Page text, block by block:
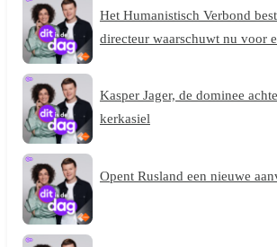
Het Humanistisch Verbond
directeur waarschuwt nu voor
Kasper Jager, de dominee
kerkasiel
Opent Rusland een nieuwe